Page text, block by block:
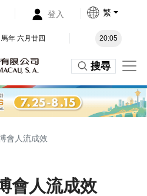
登入 繁
年 六月廿四 20:05
搜尋
會人流成效
會人流成效